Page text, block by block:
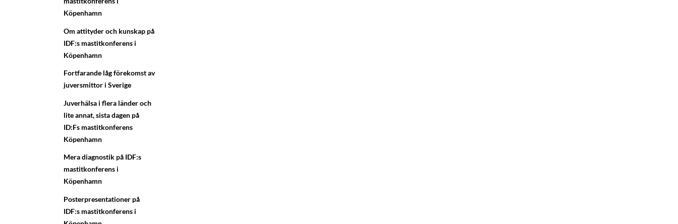
Köpenhamn
Om attityder och kunskap på
IDF:s mastitkonferens i
Köpenhamn
Fortfarande låg förekomst av
juversmittor i Sverige
Juverhälsa i flera länder och
lite annat, sista dagen på
ID:Fs mastitkonferens
Köpenhamn
Mera diagnostik på IDF:s
mastitkonferens i
Köpenhamn
Posterpresentationer på
IDF:s mastitkonferens i